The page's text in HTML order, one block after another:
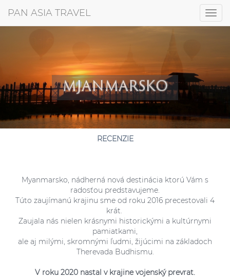
PAN ASIA TRAVEL
+421 917 372 256
MJANMARSKO
RECENZIE
Myanmarsko, nádherná nová destinácia ktorú Vám s
radosťou predstavujeme.
Túto zaujímanú krajinu sme od roku 2016 precestovali 4
krát.
Zaujala nás nielen krásnymi historickými a kultúrnymi
pamiatkami,
ale aj milými, skromnými ľudmi, žijúcimi na základoch
Therevada Budhismu.
V roku 2020 nastal v krajine vojenský prevrat.